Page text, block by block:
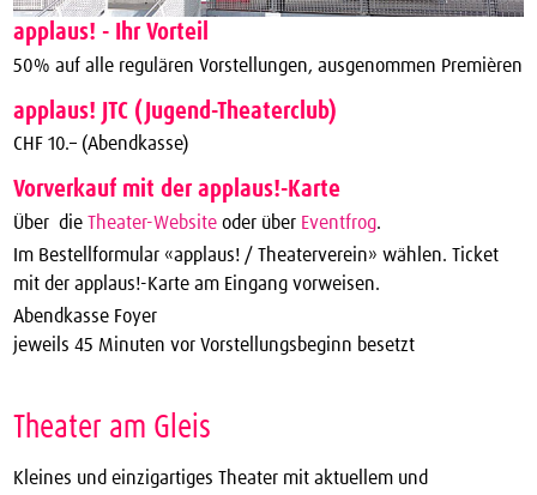
applaus! - Ihr Vorteil
50% auf alle regulären Vorstellungen, ausgenommen Premièren
applaus! JTC (Jugend-Theaterclub)
CHF 10.– (Abendkasse)
Vorverkauf mit der applaus!-Karte
Über die Theater-Website oder über Eventfrog.
Im Bestellformular «applaus! / Theaterverein» wählen. Ticket
mit der applaus!-Karte am Eingang vorweisen.
Abendkasse Foyer
jeweils 45 Minuten vor Vorstellungsbeginn besetzt
Theater am Gleis
Kleines und einzigartiges Theater mit aktuellem und